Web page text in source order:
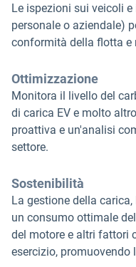
Le ispezioni sui veicoli
personale o aziendale)
conformità della flotta e
Ottimizzazione
Monitora il livello del
di carica EV e molto
proattiva e un'analisi
settore.
Sostenibilità
La gestione della
un consumo ottimale
del motore e altri fattori
esercizio,